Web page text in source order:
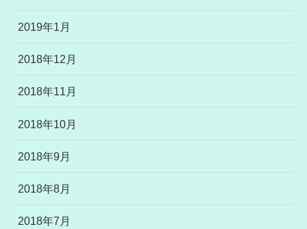
2019年1月
2018年12月
2018年11月
2018年10月
2018年9月
2018年8月
2018年7月